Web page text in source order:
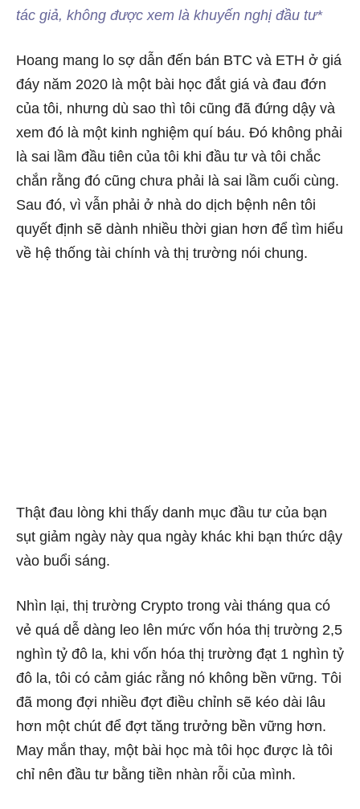
tác giả, không được xem là khuyến nghị đầu tư*
Hoang mang lo sợ dẫn đến bán BTC và ETH ở giá
đáy năm 2020 là một bài học đắt giá và đau đớn
của tôi, nhưng dù sao thì tôi cũng đã đứng dậy và
xem đó là một kinh nghiệm quí báu. Đó không phải
là sai lầm đầu tiên của tôi khi đầu tư và tôi chắc
chắn rằng đó cũng chưa phải là sai lầm cuối cùng.
Sau đó, vì vẫn phải ở nhà do dịch bệnh nên tôi
quyết định sẽ dành nhiều thời gian hơn để tìm hiểu
về hệ thống tài chính và thị trường nói chung.
Thật đau lòng khi thấy danh mục đầu tư của bạn
sụt giảm ngày này qua ngày khác khi bạn thức dậy
vào buổi sáng.
Nhìn lại, thị trường Crypto trong vài tháng qua có
vẻ quá dễ dàng leo lên mức vốn hóa thị trường 2,5
nghìn tỷ đô la, khi vốn hóa thị trường đạt 1 nghìn tỷ
đô la, tôi có cảm giác rằng nó không bền vững. Tôi
đã mong đợi nhiều đợt điều chỉnh sẽ kéo dài lâu
hơn một chút để đợt tăng trưởng bền vững hơn.
May mắn thay, một bài học mà tôi học được là tôi
chỉ nên đầu tư bằng tiền nhàn rỗi của mình.